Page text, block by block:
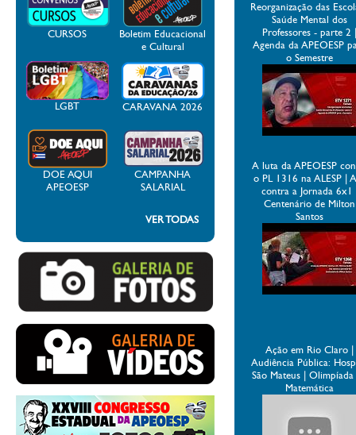
CURSOS
Boletim Educacional
e Cultural
LGBT CARAVANA 2026
DOE AQUI
APEOESP
CAMPANHA
SALARIAL
VER TODAS
Reorganização das
Saúde Mental dos
Professores - parte 2
Agenda da APEOESP
o Semestre
A luta da APEOESP
o PL 1316 na ALESP |
contra a Jornada 6x1
Centenário de Milton
Santos
Ação em Rio Claro |
Audiência Pública:
São Mateus |
Matemática